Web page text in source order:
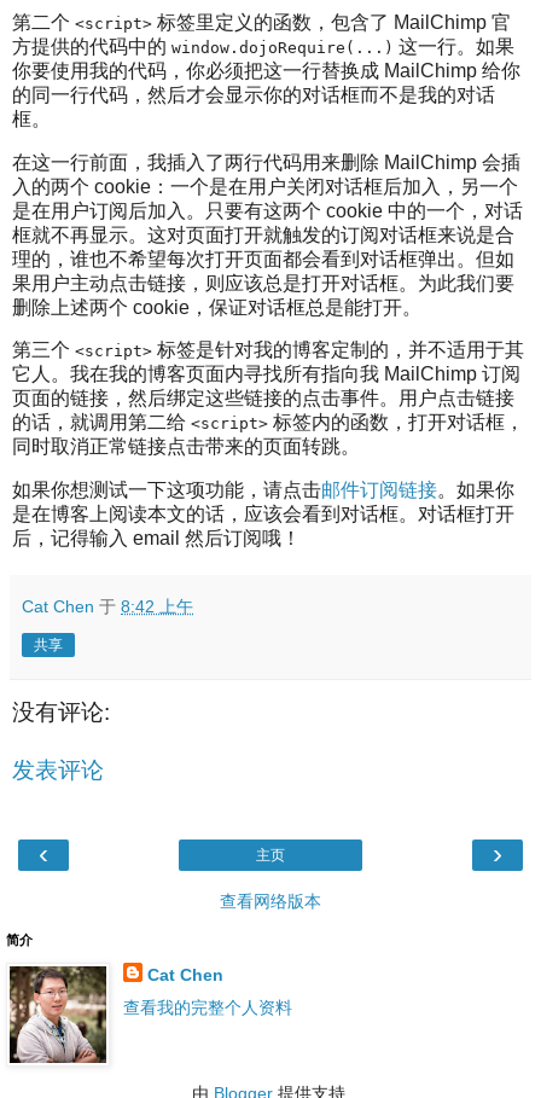
第二个 <script> 标签里定义的函数，包含了 MailChimp 官
方提供的代码中的 window.dojoRequire(...) 这一行。如果
你要使用我的代码，你必须把这一行替换成 MailChimp 给你
的同一行代码，然后才会显示你的对话框而不是我的对话
框。
在这一行前面，我插入了两行代码用来删除 MailChimp 会插
入的两个 cookie：一个是在用户关闭对话框后加入，另一个
是在用户订阅后加入。只要有这两个 cookie 中的一个，对话
框就不再显示。这对页面打开就触发的订阅对话框来说是合
理的，谁也不希望每次打开页面都会看到对话框弹出。但如
果用户主动点击链接，则应该总是打开对话框。为此我们要
删除上述两个 cookie，保证对话框总是能打开。
第三个 <script> 标签是针对我的博客定制的，并不适用于其
它人。我在我的博客页面内寻找所有指向我 MailChimp 订阅
页面的链接，然后绑定这些链接的点击事件。用户点击链接
的话，就调用第二给 <script> 标签内的函数，打开对话框，
同时取消正常链接点击带来的页面转跳。
如果你想测试一下这项功能，请点击邮件订阅链接。如果你
是在博客上阅读本文的话，应该会看到对话框。对话框打开
后，记得输入 email 然后订阅哦！
Cat Chen 于 8:42 上午
共享
没有评论:
发表评论
‹ ›
主页
查看网络版本
简介
Cat Chen
查看我的完整个人资料
由 Blogger提供支持.